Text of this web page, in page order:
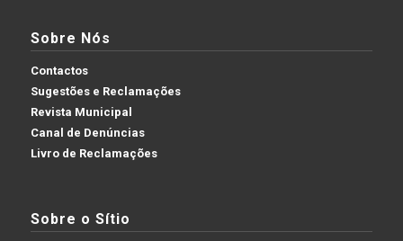
Sobre Nós
Contactos
Sugestões e Reclamações
Revista Municipal
Canal de Denúncias
Livro de Reclamações
Sobre o Sítio